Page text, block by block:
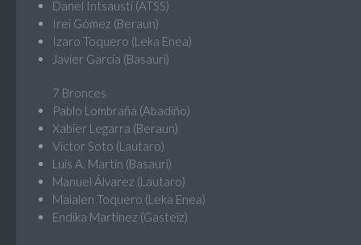
Danel Intsausti (ATSS)
Irei Gómez (Beraun)
Izaro Toquero (Leka Enea)
Javier García (Basauri)
7 Bronces
Pablo Lombraña (Abadiño)
Xabier Legarra (Beraun)
Víctor Soto (Lautaro)
Luis A. Martín (Basauri)
Manuel Álvarez (Lautaro)
Maialen Toquero (Leka Enea)
Endika Martínez (Gasteiz)